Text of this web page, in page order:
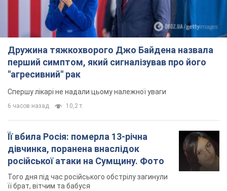
Дружина тяжкохворого Джо Байдена назвала
перший симптом, який сигналізував про його
"агресивний" рак
Спершу лікарі не надали цьому належної уваги
6 часов назад 10,2 т.
Її вбила Росія: померла 13-річна
дівчинка, поранена внаслідок
російської атаки на Сумщину. Фото
Того дня під час російського обстрілу загинули
її брат, вітчим та бабуся